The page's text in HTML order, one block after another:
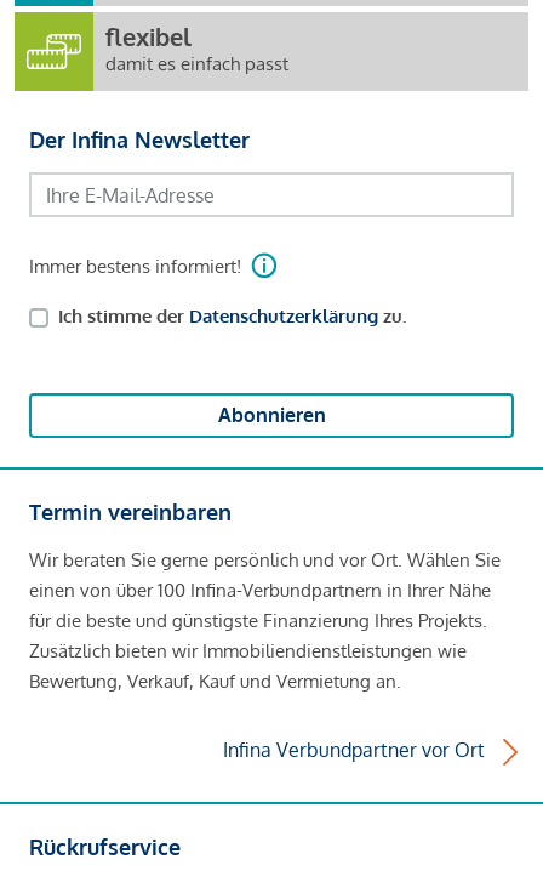
flexibel
damit es einfach passt
Der Infina Newsletter
Immer bestens informiert!
Ich stimme der Datenschutzerklärung zu.
Abonnieren
Termin vereinbaren
Wir beraten Sie gerne persönlich und vor Ort. Wählen Sie
einen von über 100 Infina-Verbundpartnern in Ihrer Nähe
für die beste und günstigste Finanzierung Ihres Projekts.
Zusätzlich bieten wir Immobiliendienstleistungen wie
Bewertung, Verkauf, Kauf und Vermietung an.
Infina Verbundpartner vor Ort
Rückrufservice